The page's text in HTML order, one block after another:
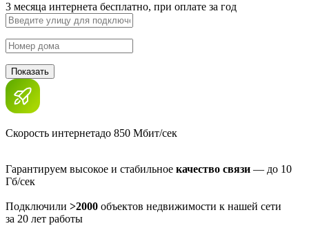
3 месяца интернета бесплатно, при оплате за год
Показать
Скорость интернетадо 850 Мбит/сек
Гарантируем высокое и стабильное качество связи — до 10
Гб/сек
Подключили >2000 объектов недвижимости к нашей сети
за 20 лет работы